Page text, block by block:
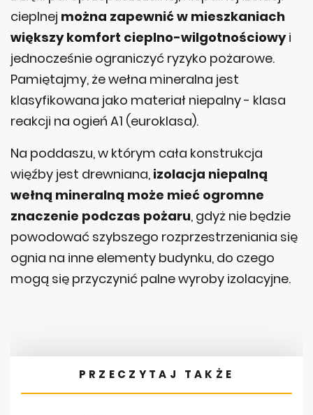
cieplnej można zapewnić w mieszkaniach
większy komfort cieplno-wilgotnościowyi
jednocześnie ograniczyć ryzyko pożarowe.
Pamiętajmy, że wełna mineralna jest
klasyfikowana jako materiał niepalny - klasa
reakcji na ogień A1 (euroklasa).
Na poddaszu, w którym cała konstrukcja
więźby jest drewniana, izolacja niepalną
wełną mineralną może mieć ogromne
znaczenie podczas pożaru, gdyż nie będzie
powodować szybszego rozprzestrzeniania się
ognia na inne elementy budynku, do czego
mogą się przyczynić palne wyroby izolacyjne.